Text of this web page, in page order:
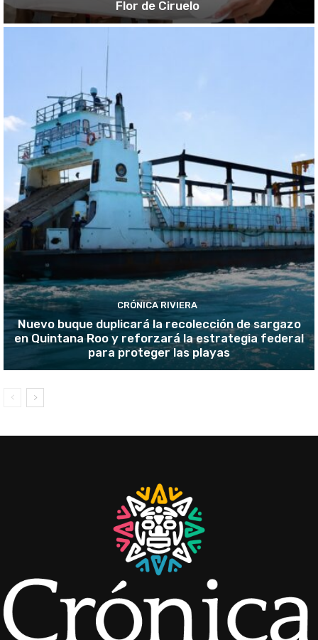
Flor de Ciruelo
CRÓNICA RIVIERA
Nuevo buque duplicará la recolección de sargazo
en Quintana Roo y reforzará la estrategia federal
para proteger las playas